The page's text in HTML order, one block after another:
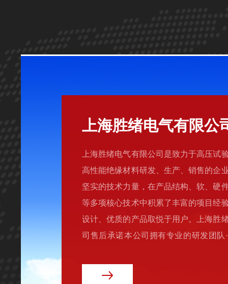
上海胜绪电气有限公
上海胜绪电气有限公司是致力于高压试
高性能绝缘材料研发、生产、销售的企
坚实的技术力量，在产品结构、软、硬
等多项核心技术中积累了丰富的项目经
设计、优质的产品取悦于用户。上海胜
司售后承诺本公司拥有专业的研发团队